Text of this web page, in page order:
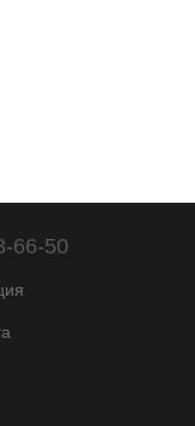
66-50